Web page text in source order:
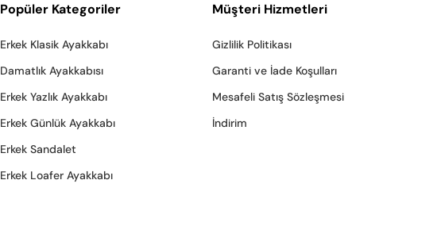
Popüler Kategoriler
Erkek Klasik Ayakkabı
Damatlık Ayakkabısı
Erkek Yazlık Ayakkabı
Erkek Günlük Ayakkabı
Erkek Sandalet
Erkek Loafer Ayakkabı
Müşteri Hizmetleri
Gizlilik Politikası
Garanti ve İade Koşulları
Mesafeli Satış Sözleşmesi
İndirim